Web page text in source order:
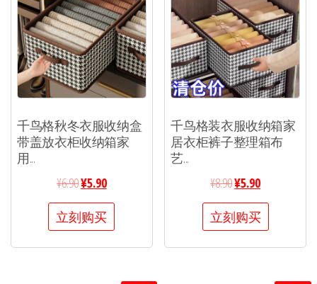
千鸟格秋冬衣服收纳盒
带盖放衣柜收纳箱家
用...
¥6.90¥5.90
立刻购买
千鸟格装衣服收纳箱家
居衣柜裤子整理箱布
艺...
¥8.90¥5.90
立刻购买